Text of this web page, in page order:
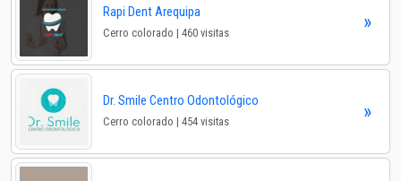
Rapi Dent Arequipa
Cerro colorado | 460 visitas »
Dr. Smile Centro Odontológico
Cerro colorado | 454 visitas »